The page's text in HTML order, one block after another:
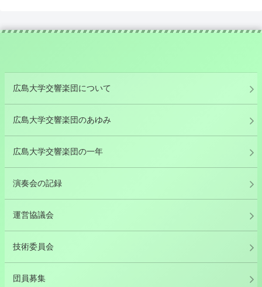
広島大学交響楽団について
広島大学交響楽団のあゆみ
広島大学交響楽団の一年
演奏会の記録
運営協議会
技術委員会
団員募集